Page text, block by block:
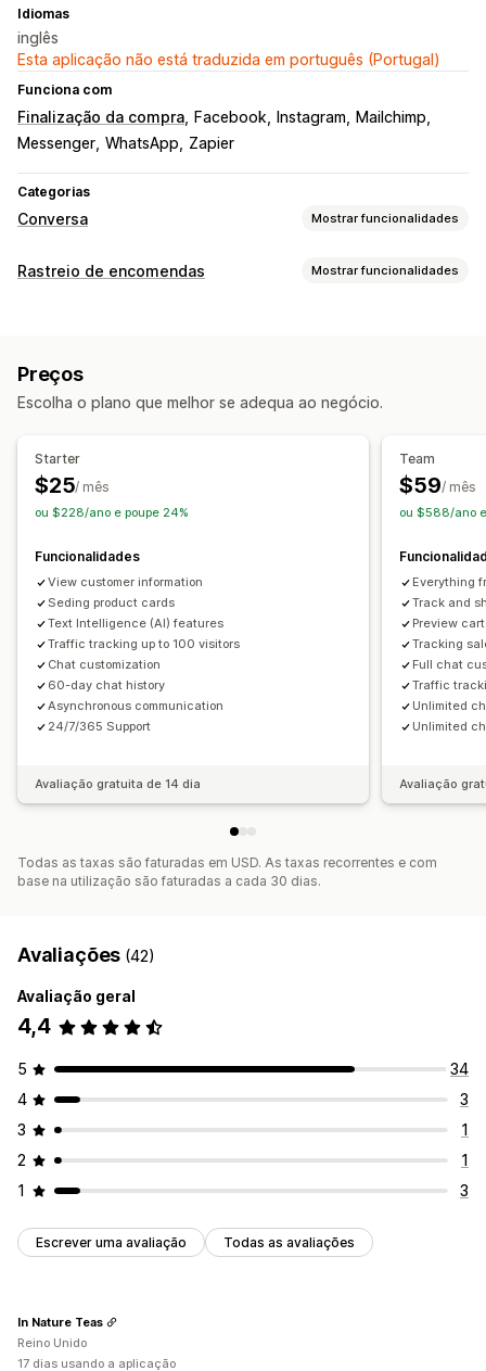
Idiomas
inglês
Esta aplicação não está traduzida em português (Portugal)
Funciona com
Finalização da compra Facebook Instagram
Mailchimp
Messenger WhatsApp Zapier
Categorias
Conversa Mostrar funcionalidades
Mensagens em tempo real
Tradução em tempo real
Chamada de retorno Rastreio do comportamento
Informações sobre os clientes
Respostas automatizadas
Recomendações de produtos
Pedidos de avaliação
Alertas de envio
Atualizações de encomendas
Venda superior
Inquéritos Enviar transcrição
Personalização
Cor e tipo de letra
Janela de conversa
Fluxos de conversa Avatar de agente
Rastreio de encomendas Mostrar funcionalidades
Ligação de rastreio personalizada
Preços
Escolha o plano que melhor se adequa ao negócio.
Starter
$25/ mês
ou $228/ano e poupe 24%
Funcionalidades
View customer information
Seding product cards
Text Intelligence (AI) features
Traffic tracking up to 100 visitors
Chat customization
60-day chat history
Asynchronous communication
24/7/365 Support
Avaliação gratuita de 14 dia
Team
$59/ mês
ou $588/ano e
Everything
Track and
Preview
Tracking
Full chat
Traffic
Unlimited
Unlimited
Avaliação
Todas as taxas são faturadas em USD. As taxas recorrentes e com
base na utilização são faturadas a cada 30 dias.
Avaliações (42)
Avaliação geral
4,4
5
34
4
3
3
1
2
1
1
3
Escrever uma avaliação Todas as avaliações
In Nature Teas
Reino Unido
17 dias usando a aplicação